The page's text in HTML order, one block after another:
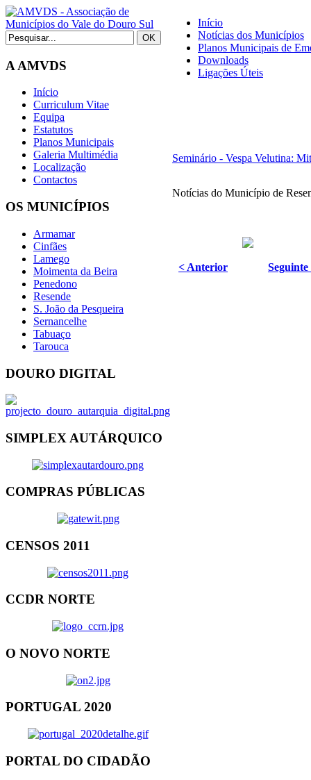
A AMVDS
Início
Curriculum Vitae
Equipa
Estatutos
Planos Municipais
Galeria Multimédia
Localização
Contactos
OS MUNICÍPIOS
Armamar
Cinfães
Lamego
Moimenta da Beira
Penedono
Resende
S. João da Pesqueira
Sernancelhe
Tabuaço
Tarouca
DOURO DIGITAL
SIMPLEX AUTÁRQUICO
COMPRAS PÚBLICAS
CENSOS 2011
CCDR NORTE
O NOVO NORTE
PORTUGAL 2020
PORTAL DO CIDADÃO
Início
Notícias dos Municípios
Planos Municipais de
Downloads
Ligações Úteis
Seminário - Vespa Velutina:
Notícias do Município de
< Anterior Seguinte